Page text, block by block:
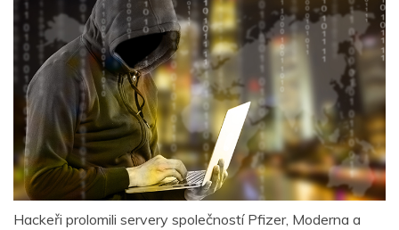
Hackeři prolomili servery společností Pfizer, Moderna a